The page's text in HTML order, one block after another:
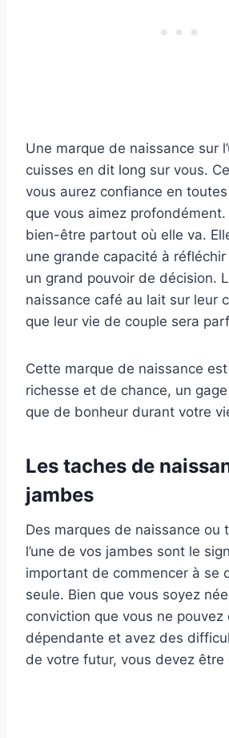
Une marque de naissance sur
cuisses en dit long sur vous.
vous aurez confiance en
que vous aimez profondément.
bien-être partout où elle va.
une grande capacité à
un grand pouvoir de décision.
naissance café au lait sur leur
que leur vie de couple sera
Cette marque de naissance
richesse et de chance, un
que de bonheur durant votre
Les taches de
jambes
Des marques de naissance ou
l’une de vos jambes sont le
important de commencer à se
seule. Bien que vous soyez
conviction que vous ne pouvez
dépendante et avez des
de votre futur, vous devez être